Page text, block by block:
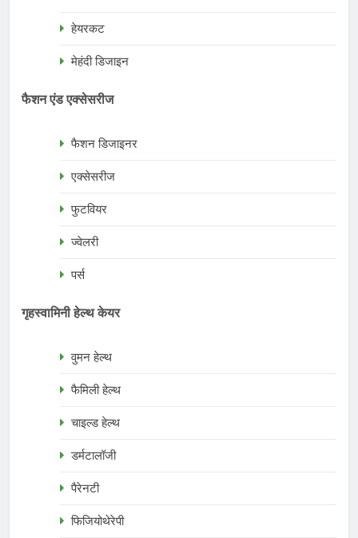
हेयरकट
मेहंदी डिजाइन
फैशन एंड एक्सेसरीज
फैशन डिजाइनर
एक्सेसरीज
फुटवियर
ज्वेलरी
पर्स
गृहस्वामिनी हेल्थ केयर
वुमन हेल्थ
फैमिली हेल्थ
चाइल्ड हेल्थ
डर्मटालॉजी
पैरेनटी
फिजियोथेरेपी